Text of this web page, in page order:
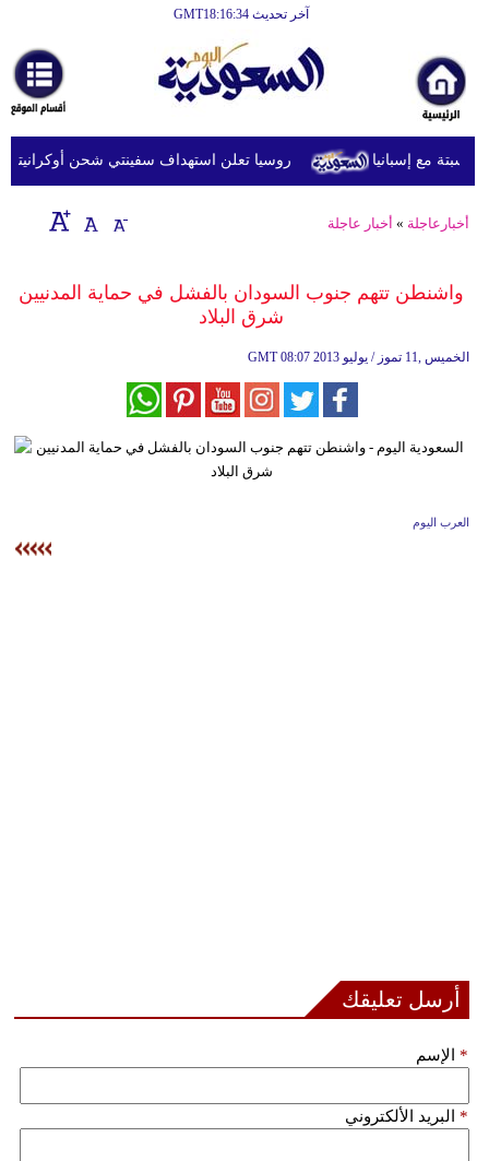
آخر تحديث GMT18:16:34
أخبارعاجلة
رياضة
ثقافة
إقتصاد
وموسيقى
ديكور
فيديو
روسيا تعلن استهداف سفينتي شحن أوكرانيتين في
أخبارعاجلة » أخبار عاجلة
واشنطن تتهم جنوب السودان بالفشل في حماية المدنيين
شرق البلاد
GMT 08:07 2013 الخميس ,11 تموز / يوليو
العرب اليوم
أرسل تعليقك
الإسم *
البريد الألكتروني *